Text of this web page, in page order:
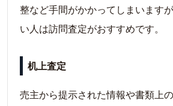
整など手間がかかってしまいます
い人は訪問査定がおすすめです。
机上査定
売主から提示された情報や書類上